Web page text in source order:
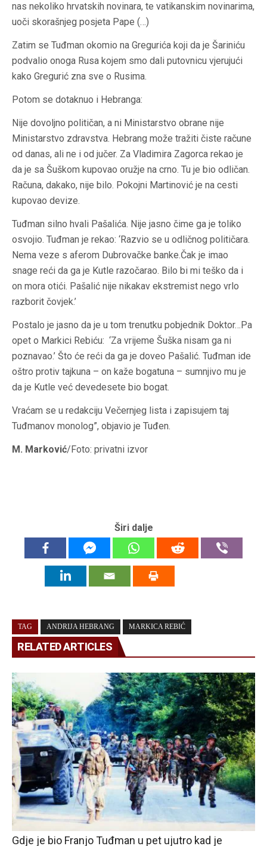
nas nekoliko hrvatskih novinara, te vatikanskim novinarima,
uoči skorašnjeg posjeta Pape (…)
Zatim se Tuđman okomio na Gregurića koji da je Šariniću
podvalio onoga Rusa kojem smo dali putovnicu vjerujući
kako Gregurić zna sve o Rusima.
Potom se dotaknuo i Hebranga:
Nije dovoljno političan, a ni Ministarstvo obrane nije
Ministarstvo zdravstva. Hebrang može tražiti čiste račune
od danas, ali ne i od jučer. Za Vladimira Zagorca rekao je
da je sa Šuškom kupovao oružje na crno. Tu je bio odličan.
Računa, dakako, nije bilo. Pokojni Martinović je na cesti
kupovao devize.
Tuđman silno hvali Pašalića. Nije jasno čime ga je toliko
osvojio. Tuđman je rekao: ‘Razvio se u odličnog političara.
Nema veze s aferom Dubrovačke banke.Čak je imao
snage reći da ga je Kutle razočarao. Bilo bi mi teško da i
on mora otići. Pašalić nije nikakav ekstremist nego vrlo
razborit čovjek.’
Postalo je jasno da je u tom trenutku pobjednik Doktor…Pa
opet o Markici Rebiću: ‘Za vrijeme Šuška nisam ga ni
poznavao.’ Što će reći da ga je doveo Pašalić. Tuđman ide
oštro protiv tajkuna – on kaže bogatuna – sumnjivo mu je
da je Kutle već devedesete bio bogat.
Vraćam se u redakciju Večernjeg lista i zapisujem taj
Tuđmanov monolog”, objavio je Tuđen.
M. Marković/Foto: privatni izvor
Širi dalje
TAG ANDRIJA HEBRANG MARKICA REBIĆ
RELATED ARTICLES
Gdje je bio Franjo Tuđman u pet ujutro kad je